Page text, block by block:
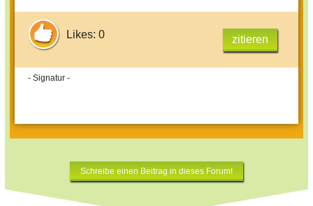
Likes: 0 zitieren
- Signatur -
Schreibe einen Beitrag in dieses Forum!